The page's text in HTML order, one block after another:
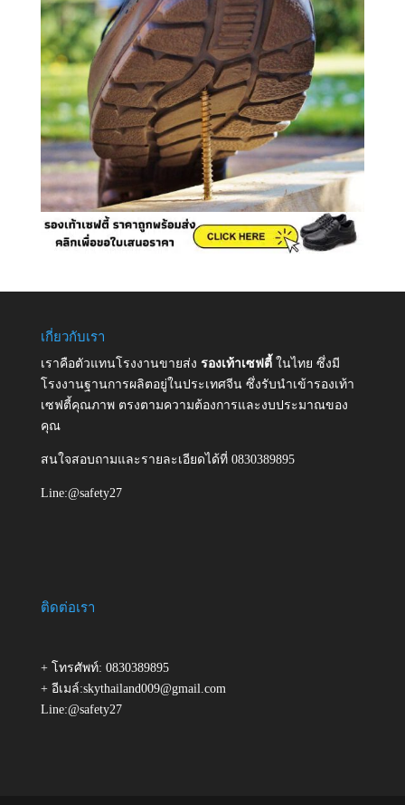
เกี่ยวกับเรา
เราคือตัวแทนโรงงานขายส่ง รองเท้าเซฟตี้ ในไทย ซึ่งมี
โรงงานฐานการผลิตอยู่ในประเทศจีน ซึ่งรับนำเข้ารองเท้า
เซฟตี้คุณภาพ ตรงตามความต้องการและงบประมาณของ
คุณ
สนใจสอบถามและรายละเอียดได้ที่ 0830389895
Line:@safety27
ติดต่อเรา
+ โทรศัพท์: 0830389895
+ อีเมล์:skythailand009@gmail.com
Line:@safety27